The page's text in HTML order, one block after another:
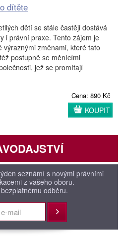
dítěte
dětí se stále častěji dostává
i právní praxe. Tento zájem je
změnami, které tato
postupně se měnícími
jež se promítají
Cena: 890 Kč
KOUPIT
seznámí s novými právními
z vašeho oboru.
odběru.
Přihlásit